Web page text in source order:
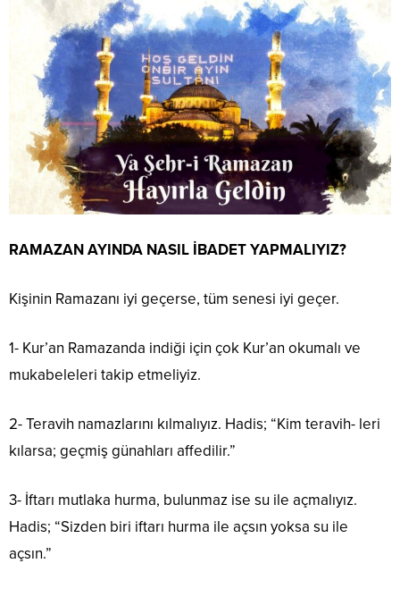
RAMAZAN AYINDA NASIL İBADET YAPMALIYIZ?
Kişinin Ramazanı iyi geçerse, tüm senesi iyi geçer.
1- Kur’an Ramazanda indiği için çok Kur’an okumalı ve
mukabeleleri takip etmeliyiz.
2- Teravih namazlarını kılmalıyız. Hadis; “Kim teravih- leri
kılarsa; geçmiş günahları affedilir.”
3- İftarı mutlaka hurma, bulunmaz ise su ile açmalıyız.
Hadis; “Sizden biri iftarı hurma ile açsın yoksa su ile
açsın.”